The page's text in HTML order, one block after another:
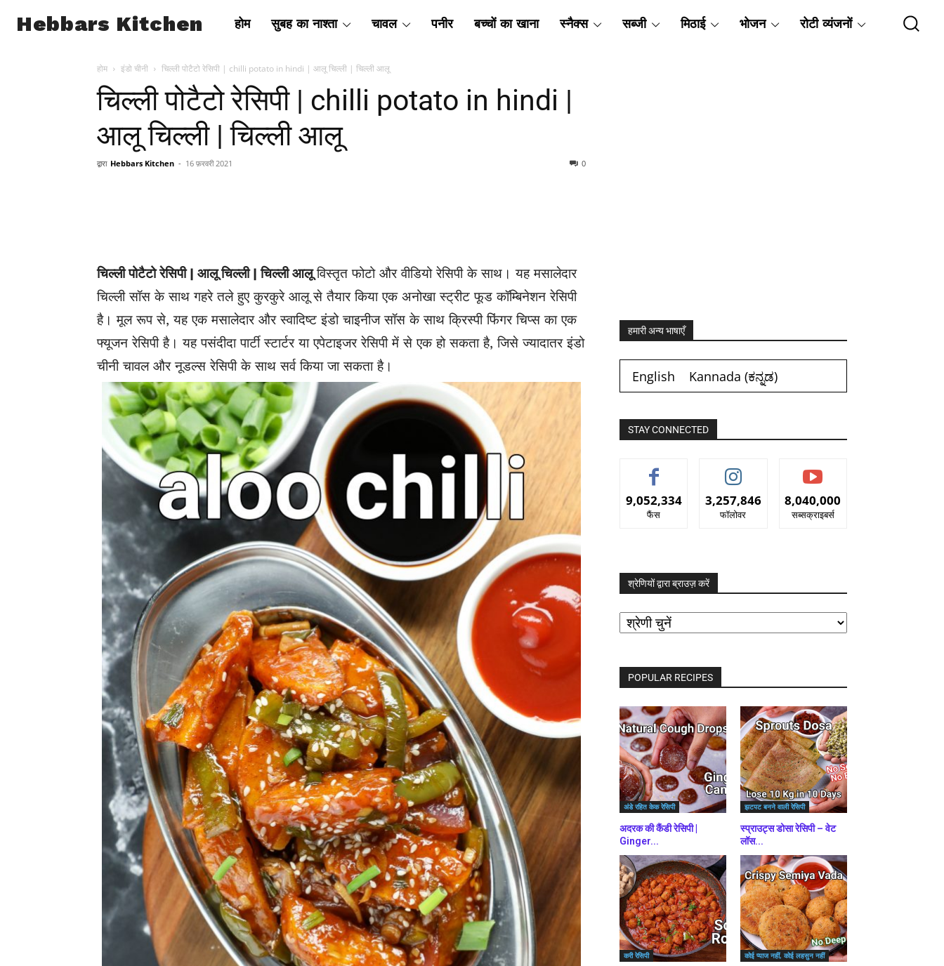
Hebbars Kitchen होम सुबह का नाश्ता चावल पनीर बच्चों का खाना स्नैक्स सब्जी मिठाई भोजन रोटी व्यंजनों
होम इंडो चीनी चिल्ली पोटैटो रेसिपी | chilli potato in hindi | आलू चिल्ली | चिल्ली आलू
चिल्ली पोटैटो रेसिपी | chilli potato in hindi |
आलू चिल्ली | चिल्ली आलू
द्वारा Hebbars Kitchen - 16 फ़रवरी 2021 0
चिल्ली पोटैटो रेसिपी | आलू चिल्ली | चिल्ली आलूविस्तृत फोटो और वीडियो रेसिपी के साथ। यह मसालेदार
चिल्ली सॉस के साथ गहरे तले हुए कुरकुरे आलू से तैयार किया एक अनोखा स्ट्रीट फूड कॉम्बिनेशन रेसिपी
है। मूल रूप से, यह एक मसालेदार और स्वादिष्ट इंडो चाइनीज सॉस के साथ क्रिस्पी फिंगर चिप्स का एक
फ्यूजन रेसिपी है। यह पसंदीदा पार्टी स्टार्टर या एपेटाइजर रेसिपी में से एक हो सकता है, जिसे ज्यादातर इंडो
चीनी चावल और नूडल्स रेसिपी के साथ सर्व किया जा सकता है।
हमारी अन्य भाषाएँ
English Kannada (ಕನ್ನಡ)
STAY CONNECTED
9,052,334
फैंस
3,257,846
फॉलोवर
8,040,000
सब्सक्राइबर्स
श्रेणियों द्वारा ब्राउज़ करें
श्रेणियों
द्वारा
ब्राउज़
POPULAR RECIPES
अंडे रहित केक रेसिपी
अदरक की कैंडी रेसिपी |
Ginger...
झटपट बनने वाली रेसिपी
स्प्राउट्स डोसा रेसिपी – वेट
लॉस...
करी रेसिपी कोई प्याज नहीं, कोई लहसुन नहीं